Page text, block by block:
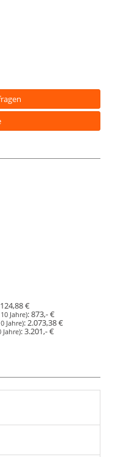
€
Jahre):873,- €
Jahre): 2.073,38 €
:3.201,- €